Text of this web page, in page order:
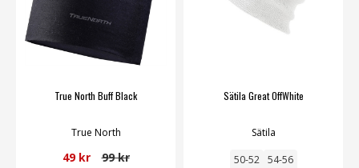
True North Buff Black
True North
49 kr 99 kr
Sätila Great OffWhite
Sätila
50-52 54-56